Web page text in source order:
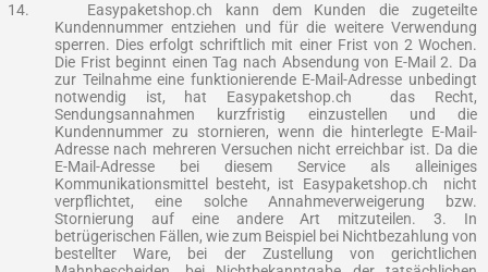
Easypaketshop.ch kann dem Kunden die zugeteilte
Kundennummer entziehen und für die weitere Verwendung
sperren. Dies erfolgt schriftlich mit einer Frist von 2 Wochen.
Die Frist beginnt einen Tag nach Absendung von E-Mail 2. Da
zur Teilnahme eine funktionierende E-Mail-Adresse unbedingt
notwendig ist, hat Easypaketshop.ch das Recht,
Sendungsannahmen kurzfristig einzustellen und die
Kundennummer zu stornieren, wenn die hinterlegte E-Mail-
Adresse nach mehreren Versuchen nicht erreichbar ist. Da die
E-Mail-Adresse bei diesem Service als alleiniges
Kommunikationsmittel besteht, ist Easypaketshop.ch nicht
verpflichtet, eine solche Annahmeverweigerung bzw.
Stornierung auf eine andere Art mitzuteilen. 3. In
betrügerischen Fällen, wie zum Beispiel bei Nichtbezahlung von
bestellter Ware, bei der Zustellung von gerichtlichen